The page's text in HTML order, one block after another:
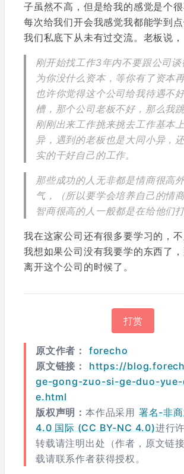
子虽然不高，但是给我的感觉是个很
每次给我们开会我感觉我都能学到
我们私底下从未有过交流。老板说，
刚开始找工作3年内不要跟公司
为你没什么资本，等你有了资本
也许你觉得这个公司给我待遇不
槽，那个公司老板不好，那么我
刚刚出来工作挑来挑去工作基本
异，遇到的老板也是大同小异，
实的干好自己的工作。
那些成功的人无非都是情商很高
气，（所以要学会培养自己的情
智商很高的人一般都是在给他们打
我在这家公司还有很多要学习的，不
我想如果公司没有我要学的东西了
离开这个公司的时候了。
打赏
原文作者：
forecho
原文链接：
https://
ge-gong-zuo-si-ge-duo-
e.html
版权声明： 本作品采用 署名-非
4.0 国际 (CC BY-NC 4.0)进行
转载请注明出处（作者，原文链
载请联系作者获得授权。